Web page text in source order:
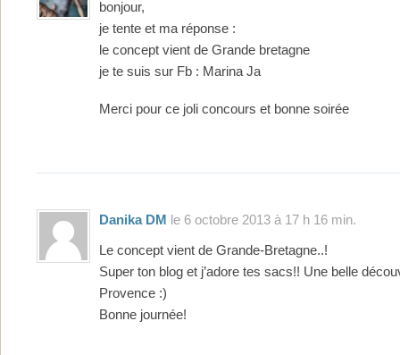
bonjour,
je tente et ma réponse :
le concept vient de Grande bretagne
je te suis sur Fb : Marina Ja
Merci pour ce joli concours et bonne soirée
Danika DM le 6 octobre 2013 à 17 h 16 min.
Le concept vient de Grande-Bretagne..!
Super ton blog et j’adore tes sacs!! Une belle
Provence :)
Bonne journée!